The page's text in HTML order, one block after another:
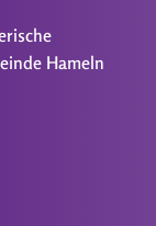
Hameln